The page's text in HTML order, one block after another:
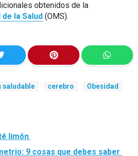
obtenidos de la
la Salud (OMS).
saludable cerebro
Obesidad
limón
9 cosas que debes saber